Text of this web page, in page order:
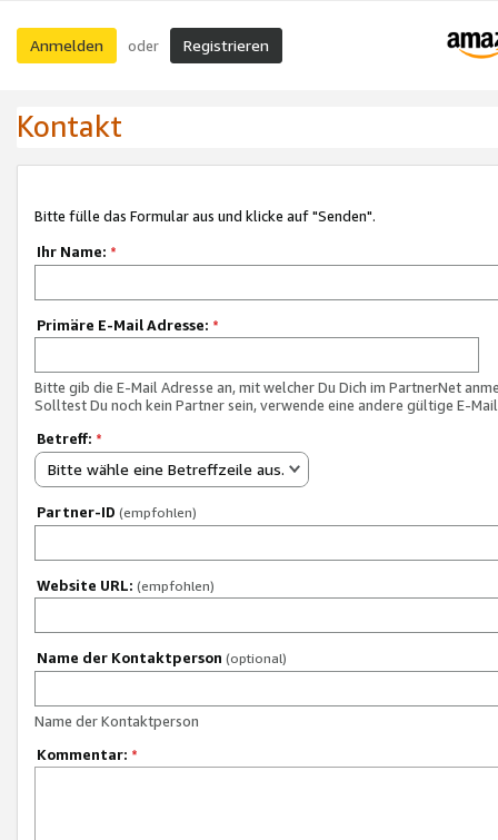
Anmelden oder Registrieren
Kontakt
Bitte fülle das Formular aus und klicke auf "Senden".
Ihr Name: *
Primäre E-Mail Adresse: *
Bitte gib die E-Mail Adresse an, mit welcher Du Dich im PartnerNet
Solltest Du noch kein Partner sein, verwende eine andere gültige E-
Betreff: *
Bitte wähle eine Betreffzeile aus.
Partner-ID (empfohlen)
Website URL: (empfohlen)
Name der Kontaktperson (optional)
Name der Kontaktperson
Kommentar: *